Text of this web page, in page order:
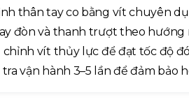
thân tay co bằng vít chuyên
đòn và thanh trượt theo hướng
vít thủy lực để đạt tốc độ
vận hành 3–5 lần để đảm bảo